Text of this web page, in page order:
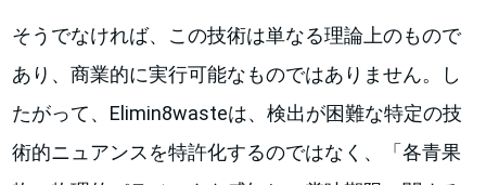
そうでなければ、この技術は単なる理論上のもので
あり、商業的に実行可能なものではありません。し
たがって、Elimin8wasteは、検出が困難な特定の技
術的ニュアンスを特許化するのではなく、「各青果